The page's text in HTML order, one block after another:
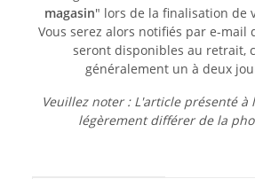
magasin" lors de la finalisation de
Vous serez alors notifiés par e-mail
seront disponibles au retrait,
généralement un à deux
Veuillez noter : L'article présenté à
légèrement différer de la